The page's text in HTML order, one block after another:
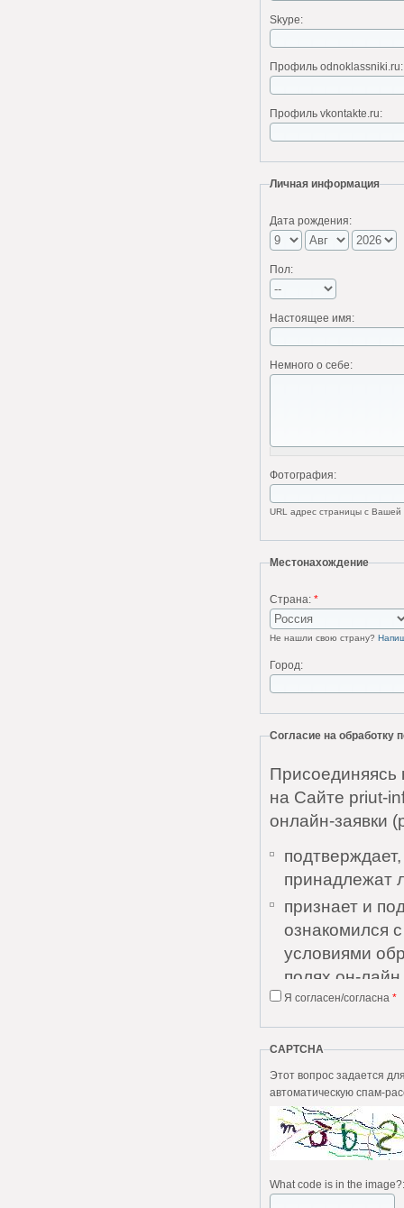
Skype:
Профиль odnoklassniki.ru:
Профиль vkontakte.ru:
Личная информация
Дата рождения:
Пол:
Настоящее имя:
Немного о себе:
Фотография:
URL адрес страницы с
Местонахождение
Страна: *
Не нашли свою страну?
Город:
Согласие на обработку
на Сайте priut-
онлайн-заявки
принадлежат
признает и
ознакомился
условиями
полях он-лайн
признает и
Соглашения и
понятны;
дает
выражает
без каких-
Пользователь
Я согласен/согласна *
CAPTCHA
Этот вопрос задается для того, чтобы
автоматическую спам-
What code is in the